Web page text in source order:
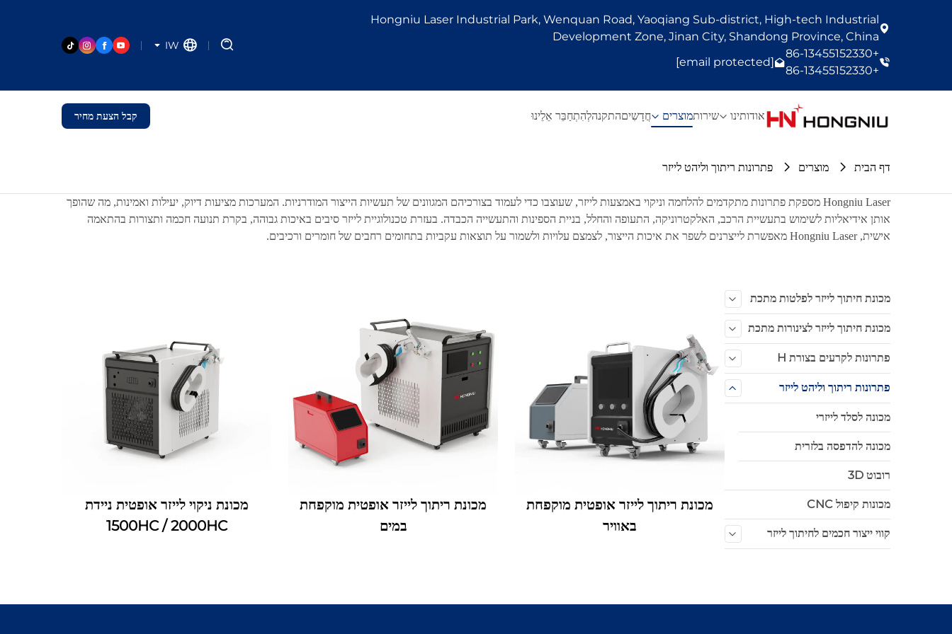
Hongniu Laser Industrial Park, Wenquan Road, Yaoqiang Sub-district, High-tech Industrial
Development Zone, Jinan City, Shandong Province, China
+86-13455152330
+86-13455152330
[email protected]
IW
אודותינו שירותמוצרים חֲדָשִיםהתקנהלְהִתְחַבֵּר אֵלֵינוּ קבל הצעת מחיר
דף הבית מוצרים פתרונות ריתוך וליהט לייזר
Hongniu Laser מספקת פתרונות מתקדמים להלחמה וניקוי באמצעות לייזר, שעוצבו כדי לעמוד בצורכיהם המגוונים של תעשיות הייצור המודרניות. המערכות מציעות דיוק, יעילות ואמינות, מה שהופך
אותן אידיאליות לשימוש בתעשיית הרכב, האלקטרוניקה, התעופה והחלל, בניית הספינות והתעשייה הכבדה. בעזרת טכנולוגיית לייזר סיבים באיכות גבוהה, בקרת תנועה חכמה ותצורות בהתאמה
אישית, Hongniu Laser מאפשרת לייצרנים לשפר את איכות הייצור, לצמצם עלויות ולשמור על תוצאות עקביות בתחומים רחבים של חומרים ורכיבים.
מכונת חיתוך לייזר לפלטות מתכת
מכונת חיתוך לייזר לצינורות מתכת
פתרונות לקרעים בצורת H
פתרונות ריתוך וליהט לייזר
מכונה לסלד לייזרי
מכונה להדפסה בלזרית
רובוט 3D
מכונות קיפול CNC
קווי ייצור חכמים לחיתוך לייזר
מכונת ריתוך לייזר אופטית מוקפחת
באוויר
מכונת ריתוך לייזר אופטית מוקפחת
במים
מכונת ניקוי לייזר אופטית ניידת
1500HC / 2000HC